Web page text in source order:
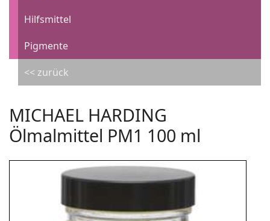
Hilfsmittel
Pigmente
<< zurück
MICHAEL HARDING
Ölmalmittel PM1 100 ml